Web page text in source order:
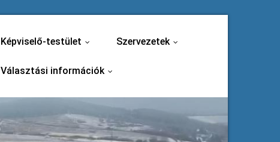
Képviselő-testület Szervezetek
Választási információk